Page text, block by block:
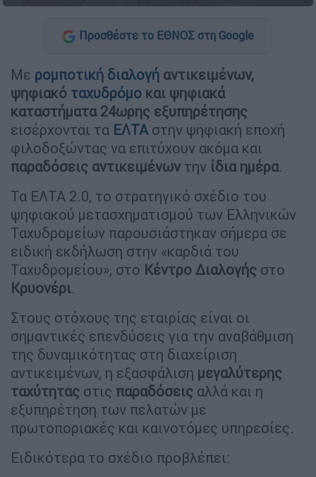
Προσθέστε το ΕΘΝΟΣ στη Google
Με ρομποτική διαλογή αντικειμένων,
ψηφιακό ταχυδρόμο και ψηφιακά
καταστήματα 24ωρης εξυπηρέτησης
εισέρχονται τα ΕΛΤΑ στην ψηφιακή εποχή
φιλοδοξώντας να επιτύχουν ακόμα και
παραδόσεις αντικειμένων την ίδια ημέρα.
Τα ΕΛΤΑ 2.0, το στρατηγικό σχέδιο του
ψηφιακού μετασχηματισμού των Ελληνικών
Ταχυδρομείων παρουσιάστηκαν σήμερα σε
ειδική εκδήλωση στην «καρδιά του
Ταχυδρομείου», στο Κέντρο Διαλογής στο
Κρυονέρι.
Στους στόχους της εταιρίας είναι οι
σημαντικές επενδύσεις για την αναβάθμιση
της δυναμικότητας στη διαχείριση
αντικειμένων, η εξασφάλιση μεγαλύτερης
ταχύτητας στις παραδόσεις αλλά και η
εξυπηρέτηση των πελατών με
πρωτοποριακές και καινοτόμες υπηρεσίες.
Ειδικότερα το σχέδιο προβλέπει: